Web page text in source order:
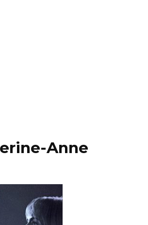
Anne